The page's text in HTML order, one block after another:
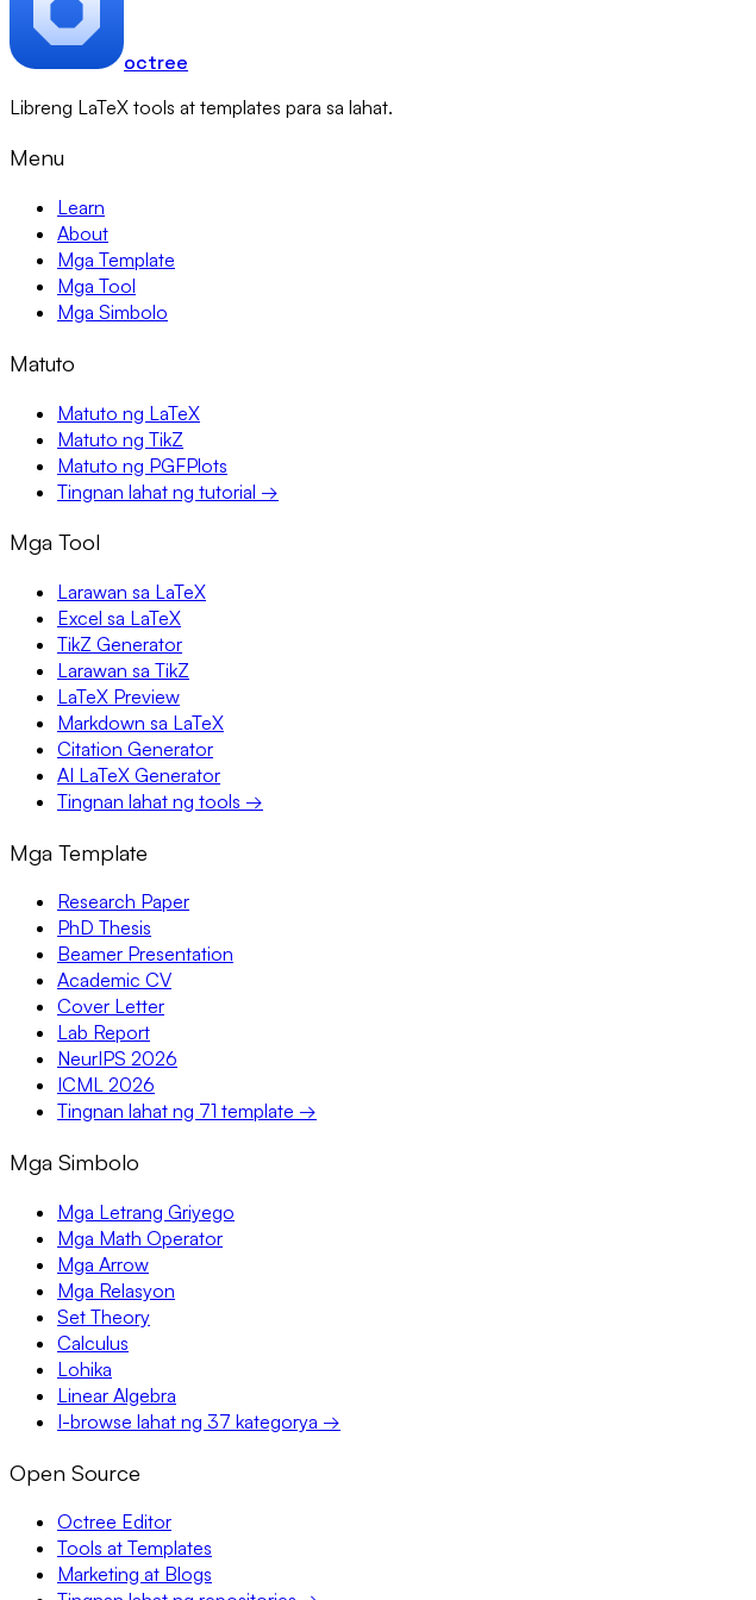
octree
Libreng LaTeX tools at templates para sa lahat.
Menu
Learn
About
Mga Template
Mga Tool
Mga Simbolo
Matuto
Matuto ng LaTeX
Matuto ng TikZ
Matuto ng PGFPlots
Tingnan lahat ng tutorial →
Mga Tool
Larawan sa LaTeX
Excel sa LaTeX
TikZ Generator
Larawan sa TikZ
LaTeX Preview
Markdown sa LaTeX
Citation Generator
AI LaTeX Generator
Tingnan lahat ng tools →
Mga Template
Research Paper
PhD Thesis
Beamer Presentation
Academic CV
Cover Letter
Lab Report
NeurIPS 2026
ICML 2026
Tingnan lahat ng 71 template →
Mga Simbolo
Mga Letrang Griyego
Mga Math Operator
Mga Arrow
Mga Relasyon
Set Theory
Calculus
Lohika
Linear Algebra
I-browse lahat ng 37 kategorya →
Open Source
Octree Editor
Tools at Templates
Marketing at Blogs